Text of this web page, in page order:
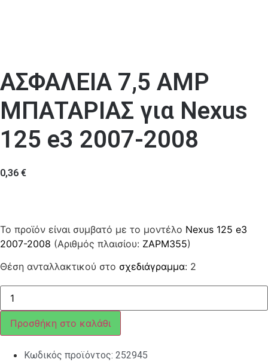
ΑΣΦΑΛΕΙΑ 7,5 AMP
ΜΠΑΤΑΡΙΑΣ για Nexus
125 e3 2007-2008
0,36 €
Το προϊόν είναι συμβατό με το μοντέλο Nexus 125 e3
2007-2008 (Αριθμός πλαισίου: ZAPM355)
Θέση ανταλλακτικού στο σχεδιάγραμμα: 2
ΑΣΦΑΛΕΙΑ
7,5
AMP
ΜΠΑΤΑΡΙΑΣ
ποσότητα
Προσθήκη στο καλάθι
Κωδικός προϊόντος: 252945